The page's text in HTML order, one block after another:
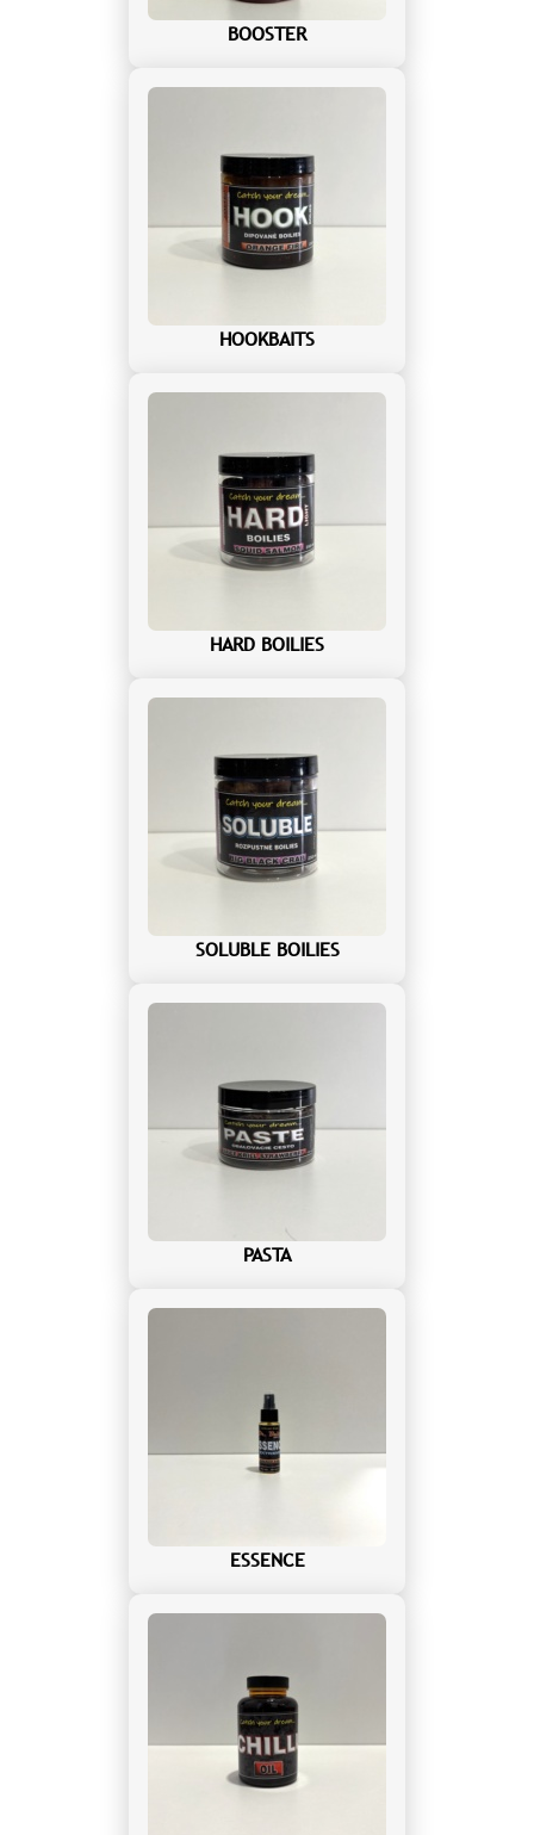
BOOSTER
HOOKBAITS
HARD BOILIES
SOLUBLE BOILIES
PASTA
ESSENCE